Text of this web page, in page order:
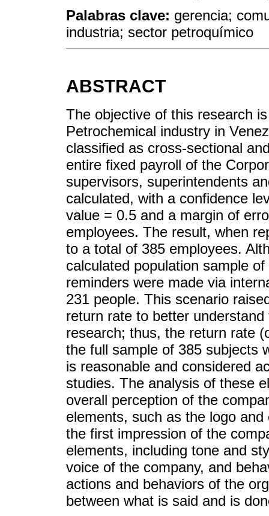
Palabras clave: gerencia;
industria; sector petroquímico
ABSTRACT
The objective of this research
Petrochemical industry in
classified as cross-sectional
entire fixed payroll of the
supervisors, superintendents
calculated, with a confidence
value = 0.5 and a margin of
employees. The result, when
to a total of 385 employees.
calculated population sample
reminders were made via
231 people. This scenario
return rate to better
research; thus, the return rate
the full sample of 385 subjects
is reasonable and considered
studies. The analysis of these
overall perception of the
elements, such as the logo
the first impression of the
elements, including tone and
voice of the company, and
actions and behaviors of the
between what is said and is